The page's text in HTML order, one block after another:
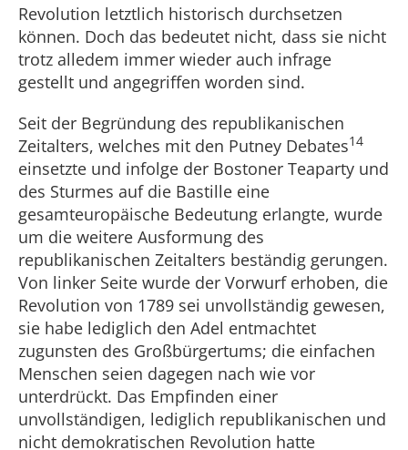
Revolution letztlich historisch durchsetzen
können. Doch das bedeutet nicht, dass sie nicht
trotz alledem immer wieder auch infrage
gestellt und angegriffen worden sind.
Seit der Begründung des republikanischen
Zeitalters, welches mit den Putney Debates14
einsetzte und infolge der Bostoner Teaparty und
des Sturmes auf die Bastille eine
gesamteuropäische Bedeutung erlangte, wurde
um die weitere Ausformung des
republikanischen Zeitalters beständig gerungen.
Von linker Seite wurde der Vorwurf erhoben, die
Revolution von 1789 sei unvollständig gewesen,
sie habe lediglich den Adel entmachtet
zugunsten des Großbürgertums; die einfachen
Menschen seien dagegen nach wie vor
unterdrückt. Das Empfinden einer
unvollständigen, lediglich republikanischen und
nicht demokratischen Revolution hatte